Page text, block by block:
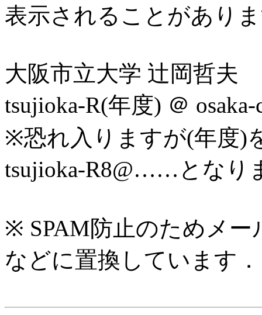
表示されることがあり
大阪市立大学 辻岡哲夫
tsujioka-R(年度) ＠ osaka-
※恐れ入りますが(年度)
tsujioka-R8@……となり
※ SPAM防止のためメ
などに置換しています．